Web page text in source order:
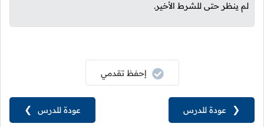
لم ينظر حتى للشرط الأخير.
عودة للدرس ❯
إحفظ تقدمي
❮ عودة للدرس